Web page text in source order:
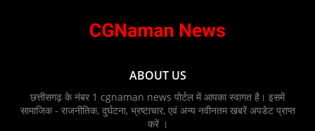
ABOUT US
छत्तीसगढ़ के नंबर 1 cgnaman news पोर्टल में आपका स्वागत है। इसमें
सामाजिक - राजनीतिक, दुर्घटना, भ्रष्टाचार, एवं अन्य नवीनतम खबरें अपडेट प्राप्त
करें ।